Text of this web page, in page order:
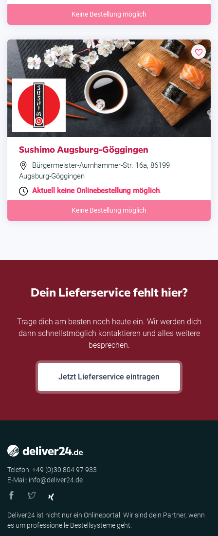
Keine Bestellung möglich
Sushimo Augsburg-Göggingen
Bürgermeister-Aurnhammer-Str. 16a, 86199
Augsburg-Göggingen
Aktuell keine Onlinebestellung möglich.
Keine Bestellung möglich
Dein Lieferservice fehlt hier?
Trage dich am besten noch heute ein. Wir werden dich
dann schnellstmöglich kontaktieren und alles weitere
besprechen.
Jetzt Lieferservice eintragen
Telefon: +49 (0)30 804 97 933
E-Mail: info@deliver24.de
Deliver24 ist nicht nur ein Onlineportal. Wir sind dein Partner, wenn
es um professionelle Bestellsysteme geht.